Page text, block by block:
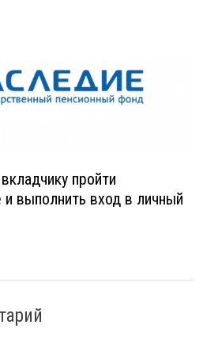
пройти
и выполнить вход в личный